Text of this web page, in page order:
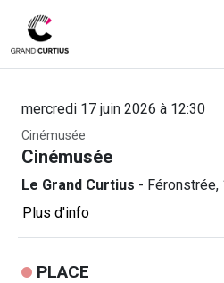
mercredi 17 juin 2026 à 12:30
Cinémusée
Cinémusée
Le Grand Curtius -
Plus d'info
PLACE